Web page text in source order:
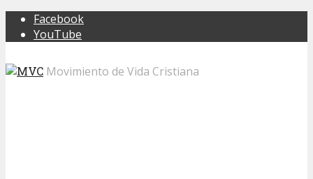
Facebook
YouTube
Movimiento de Vida Cristiana